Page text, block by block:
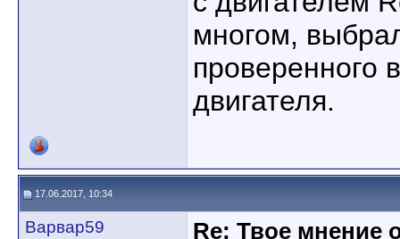
многом,
проверенного
двигателя.
17.06.2017, 10:34
Варвар59 Re: Твое мнение